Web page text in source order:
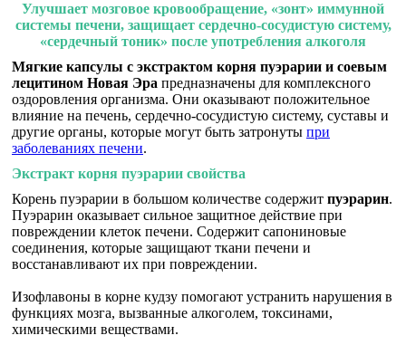
Улучшает мозговое кровообращение, «зонт» иммунной
системы печени, защищает сердечно-сосудистую систему,
«сердечный тоник» после употребления алкоголя
Мягкие капсулы с экстрактом корня пуэрарии и соевым
лецитином Новая Эра предназначены для комплексного
оздоровления организма. Они оказывают положительное
влияние на печень, сердечно-сосудистую систему, суставы и
другие органы, которые могут быть затронуты при
заболеваниях печени.
Экстракт корня пуэрарии свойства
Корень пуэрарии в большом количестве содержит пуэрарин.
Пуэрарин оказывает сильное защитное действие при
повреждении клеток печени. Содержит сапониновые
соединения, которые защищают ткани печени и
восстанавливают их при повреждении.
Изофлавоны в корне кудзу помогают устранить нарушения в
функциях мозга, вызванные алкоголем, токсинами,
химическими веществами.